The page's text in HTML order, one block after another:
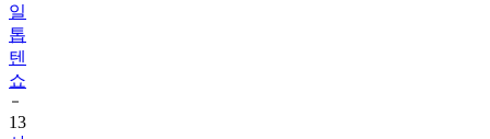
일
톱
텐
쇼
13